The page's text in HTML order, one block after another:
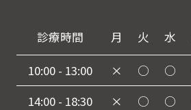
診療時間 月 火 水
10:00 - 13:00 × ○ ○
14:00 - 18:30
× ○ ○